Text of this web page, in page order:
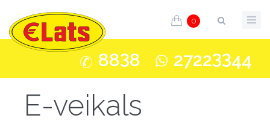
0
8838 27223344
E-veikals